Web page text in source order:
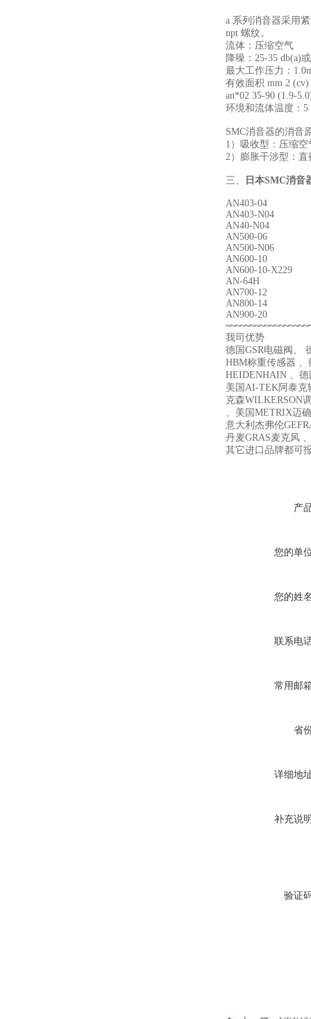
a 系列消音器采用
npt 螺纹。
流体：压缩空气
降噪：25-35 db(a)
最大工作压力：
有效面积 mm 2 (cv)
an*02 35-90 (1.9-
环境和流体温度：5
SMC消音器的消音
1）吸收型：压缩
2）膨胀干涉型：
三、 日本SMC消音
AN403-04
AN403-N04
AN40-N04
AN500-06
AN500-N06
AN600-10
AN600-10-X229
AN-64H
AN700-12
AN800-14
AN900-20
我司优势
德国GSR电磁阀、
HBM称重传感器
HEIDENHAIN 、德
美国AI-TEK阿泰克
克森WILKERSON
、美国METRIX迈确
意大利杰弗伦
丹麦GRAS麦克风
其它进口品牌都可
产
您的单
您的姓
联系电
常用邮
省
详细地
补充说
验证